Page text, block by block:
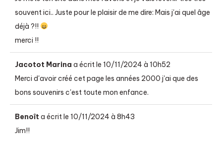
souvent ici.. Juste pour le plaisir de me dire: Mais j'ai quel âge
déjà ?!!
merci !!
Jacotot Marina a écrit le 10/11/2024 à 10h52
Merci d'avoir créé cet page les années 2000 j'ai que des
bons souvenirs c'est toute mon enfance.
Benoît a écrit le 10/11/2024 à 8h43
Jim!!